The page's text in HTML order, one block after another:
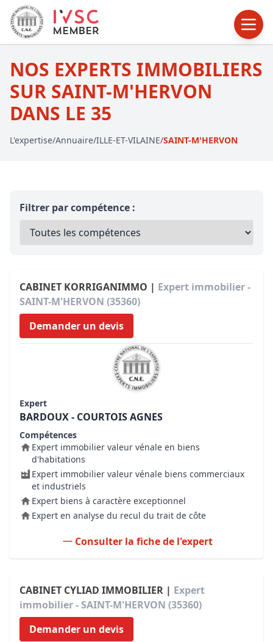
NOS EXPERTS IMMOBILIERS
SUR SAINT-M'HERVON
DANS LE 35
L'expertise/Annuaire/ILLE-ET-VILAINE/SAINT-M'HERVON
Filtrer par compétence :
CABINET KORRIGANIMMO | Expert immobilier -
SAINT-M'HERVON (35360)
Demander un devis
Expert
BARDOUX - COURTOIS AGNES
Compétences
Expert immobilier valeur vénale en biens
d'habitations
Expert immobilier valeur vénale biens commerciaux
et industriels
Expert biens à caractère exceptionnel
Expert en analyse du recul du trait de côte
Consulter la fiche de l'expert
CABINET CYLIAD IMMOBILIER | Expert
immobilier - SAINT-M'HERVON (35360)
Demander un devis